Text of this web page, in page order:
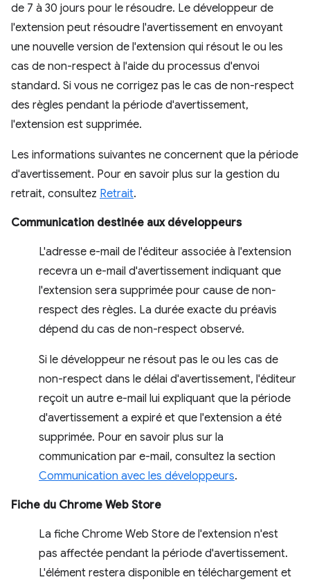
de 7 à 30 jours pour le résoudre. Le développeur de
l'extension peut résoudre l'avertissement en envoyant
une nouvelle version de l'extension qui résout le ou les
cas de non-respect à l'aide du processus d'envoi
standard. Si vous ne corrigez pas le cas de non-respect
des règles pendant la période d'avertissement,
l'extension est supprimée.
Les informations suivantes ne concernent que la période
d'avertissement. Pour en savoir plus sur la gestion du
retrait, consultez Retrait.
Communication destinée aux développeurs
L'adresse e-mail de l'éditeur associée à l'extension
recevra un e-mail d'avertissement indiquant que
l'extension sera supprimée pour cause de non-
respect des règles. La durée exacte du préavis
dépend du cas de non-respect observé.
Si le développeur ne résout pas le ou les cas de
non-respect dans le délai d'avertissement, l'éditeur
reçoit un autre e-mail lui expliquant que la période
d'avertissement a expiré et que l'extension a été
supprimée. Pour en savoir plus sur la
communication par e-mail, consultez la section
Communication avec les développeurs.
Fiche du Chrome Web Store
La fiche Chrome Web Store de l'extension n'est
pas affectée pendant la période d'avertissement.
L'élément restera disponible en téléchargement et